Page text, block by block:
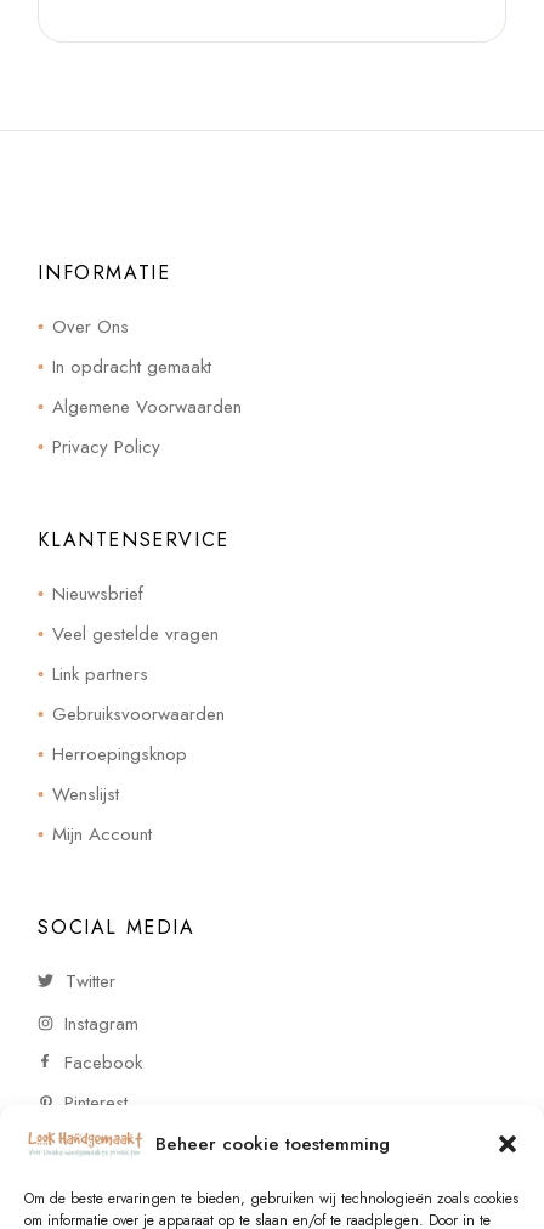
Beheer cookie toestemming
Om de beste ervaringen te bieden, gebruiken wij technologieën zoals cookies
om informatie over je apparaat op te slaan en/of te raadplegen. Door in te
INFORMATIE
Over Ons
In opdracht gemaakt
Algemene Voorwaarden
Privacy Policy
KLANTENSERVICE
Nieuwsbrief
Veel gestelde vragen
Link partners
Gebruiksvoorwaarden
Herroepingsknop
Wenslijst
Mijn Account
SOCIAL MEDIA
Twitter
Instagram
Facebook
Pinterest
CONTACT